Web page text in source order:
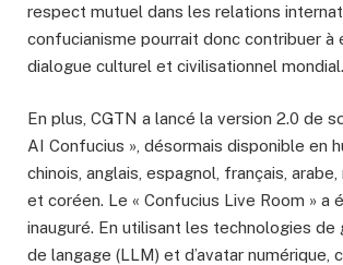
respect mutuel dans les relations
confucianisme pourrait donc contribuer à
dialogue culturel et civilisationnel mondial.
En plus, CGTN a lancé la version 2.0 de
AI Confucius », désormais disponible en
chinois, anglais, espagnol, français, arabe,
et coréen. Le « Confucius Live Room » a
inauguré. En utilisant les technologies de
de langage (LLM) et d’avatar numérique,